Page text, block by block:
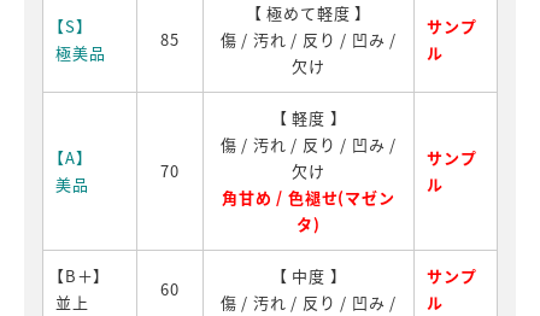
【S】
極美品
85
【 極めて軽度 】
傷 / 汚れ / 反り / 凹み /
欠け
サンプ
ル
【A】
美品
70
【 軽度 】
傷 / 汚れ / 反り / 凹み /
欠け
角甘め / 色褪せ(マゼン
タ)
サンプ
ル
【B＋】
並上
60
【 中度 】
傷 / 汚れ / 反り / 凹み /
サンプ
ル